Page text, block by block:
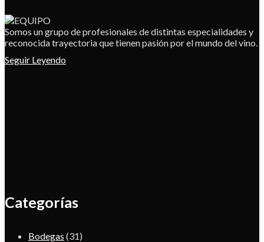
Somos un grupo de profesionales de distintas especialidades y
reconocida trayectoria que tienen pasión por el mundo del vino.
Seguir Leyendo
Categorías
Bodegas (31)